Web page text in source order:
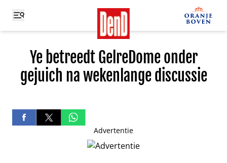
Ye betreedt GelreDome onder
gejuich na wekenlange discussie
Advertentie